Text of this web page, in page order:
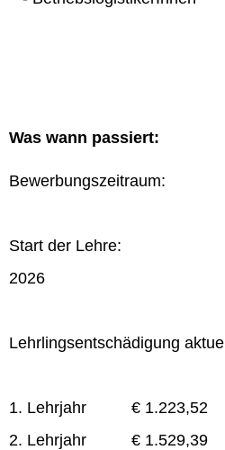
Was wann passiert:
Bewerbungszeitraum:
Start der Lehre:
2026
Lehrlingsentschädigung
1. Lehrjahr € 1.223,52
2. Lehrjahr € 1.529,39